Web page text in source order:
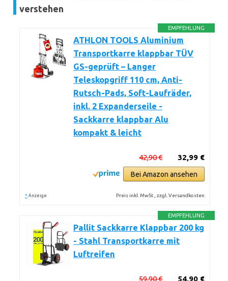
verstehen
EMPFEHLUNG
ATHLON TOOLS Aluminium
Transportkarre klappbar TÜV
GS-geprüft – Langer
Teleskopgriff 110 cm, Anti-
Rutsch-Pads, Soft-Laufräder,
inkl. 2 Expanderseile -
Sackkarre klappbar Alu
kompakt & leicht
32,99 €
42,90 €
Bei Amazon ansehen
* Anzeige Preis inkl. MwSt., zzgl. Versandkosten
EMPFEHLUNG
Pallit Sackkarre Klappbar 200 kg
- Stahl Transportkarre mit
Luftreifen
54,90 €
59,90 €